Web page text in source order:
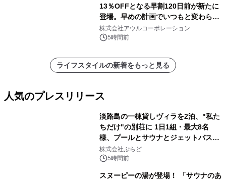
13％OFFとなる早割120日前が新たに
登場。早めの計画でいつもと変わらぬ
大人の冬旅を。ー夕日ヶ浦温泉「佳松
苑 別邸ふうか」ー
株式会社アウルコーポレーション
5時間前
ライフスタイルの新着をもっと見る
人気のプレスリリース
淡路島の一棟貸しヴィラを2泊、"私た
ちだけ"の別荘に 1日1組・最大8名
様、プールとサウナとジェットバス付
きで Villa Mon Temps AWAJIの連泊
素泊りプラン
株式会社ぷらど
5時間前
スヌーピーの湯が登場！ 「サウナのあ